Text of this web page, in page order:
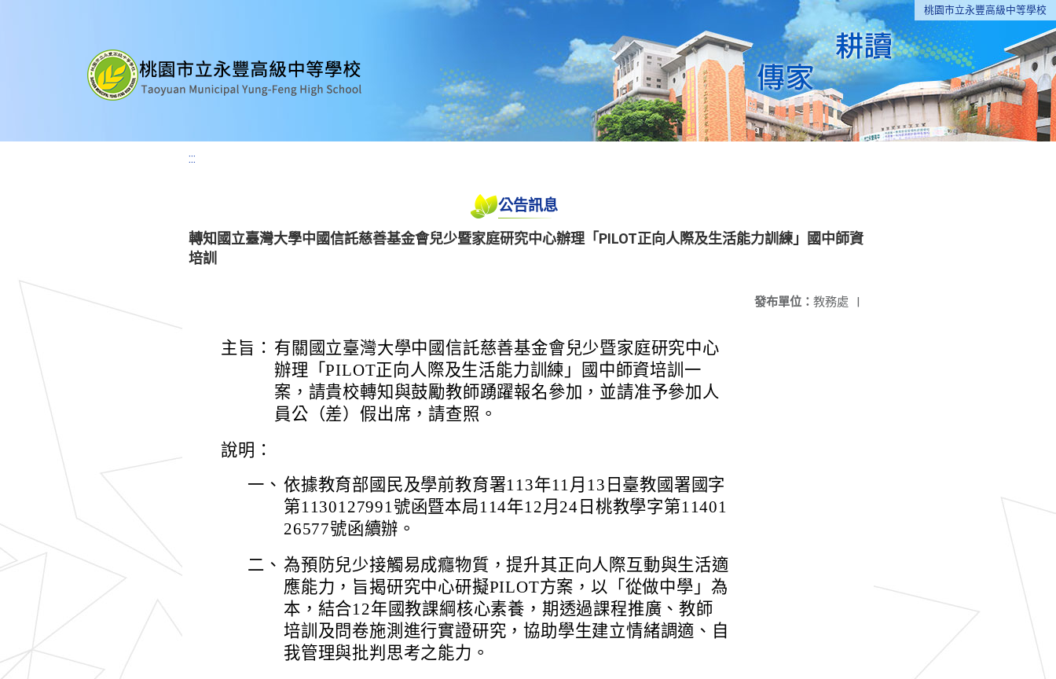
桃園市立永豐高級中等學校
:::
公告訊息
轉知國立臺灣大學中國信託慈善基金會兒少暨家庭研究中心辦理「PILOT正向人際及生活能力訓練」國中師資
培訓
發布單位： 教務處 |
主旨： 有關國立臺灣大學中國信託慈善基金會兒少暨家庭研究中心
辦理「PILOT正向人際及生活能力訓練」國中師資培訓一
案，請貴校轉知與鼓勵教師踴躍報名參加，並請准予參加人
員公（差）假出席，請查照。
說明：
一、 依據教育部國民及學前教育署113年11月13日臺教國署國字
第1130127991號函暨本局114年12月24日桃教學字第11401
26577號函續辦。
二、 為預防兒少接觸易成癮物質，提升其正向人際互動與生活適
應能力，旨揭研究中心研擬PILOT方案，以「從做中學」為
本，結合12年國教課綱核心素養，期透過課程推廣、教師
培訓及問卷施測進行實證研究，協助學生建立情緒調適、自
我管理與批判思考之能力。